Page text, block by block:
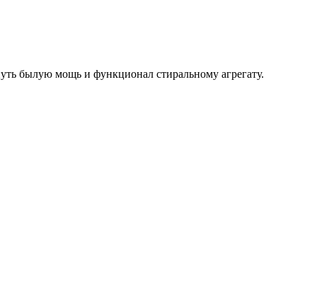
былую мощь и функционал стиральному агрегату.